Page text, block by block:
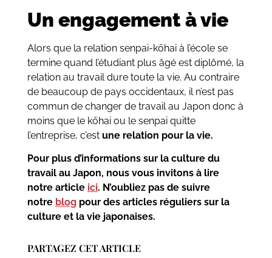
Un engagement à vie
Alors que la relation senpai-kōhaià l’école se
termine quand l’étudiant plus âgé est diplômé, la
relation au travail dure toute la vie. Au contraire
de beaucoup de pays occidentaux, il n’est pas
commun de changer de travail au Japon donc à
moins que le kōhai ou le senpai quitte
l’entreprise, c’est une relation pour la vie.
Pour plus d’informations sur la culture du
travail au Japon, nous vous invitons à lire
notre article ici. N’oubliez pas de suivre
notre blogpour des articles réguliers sur la
culture et la vie japonaises.
PARTAGEZ CET ARTICLE